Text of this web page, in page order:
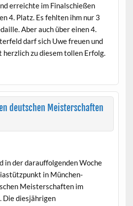
erreichte im Finalschießen
4. Platz. Es fehlten ihm nur 3
Aber auch über einen 4.
darf sich Uwe freuen und
zu diesem tollen Erfolg.
deutschen Meisterschaften
in der darauffolgenden Woche
in München-
Meisterschaften im
Die diesjährigen